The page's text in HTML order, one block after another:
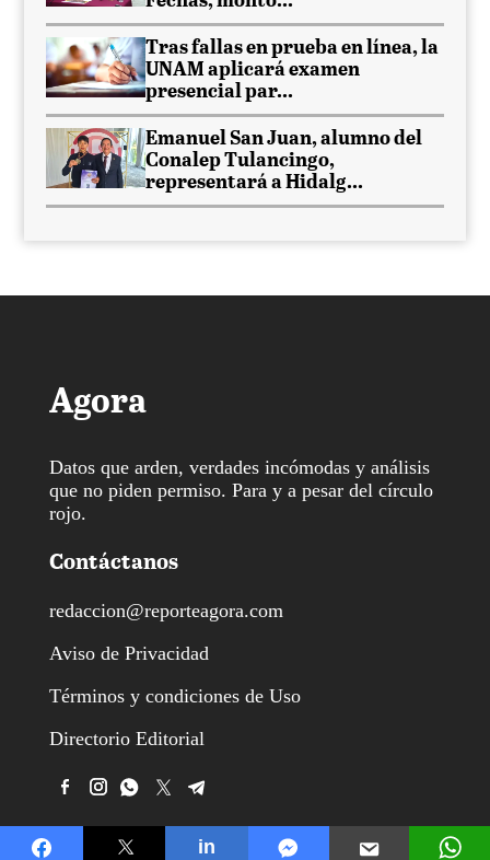
in
Tras fallas en prueba en línea, la
UNAM aplicará examen
presencial par...
Emanuel San Juan, alumno del
Conalep Tulancingo,
representará a Hidalg...
Agora
Datos que arden, verdades incómodas y análisis
que no piden permiso. Para y a pesar del círculo
rojo.
Contáctanos
redaccion@reporteagora.com
Aviso de Privacidad
Términos y condiciones de Uso
Directorio Editorial